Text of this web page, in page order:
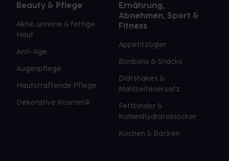
Beauty & Pflege
Akne, unreine & fettige
Haut
Anti-Age
Augenpflege
Hautstraffende Pflege
Dekorative Kosmetik
Ernährung,
Abnehmen, Sport &
Fitness
Appetitzügler
Bonbons & Snacks
Diätshakes &
Mahlzeitenersatz
Fettbinder &
Kohlenhydrateblocker
Kochen & Backen